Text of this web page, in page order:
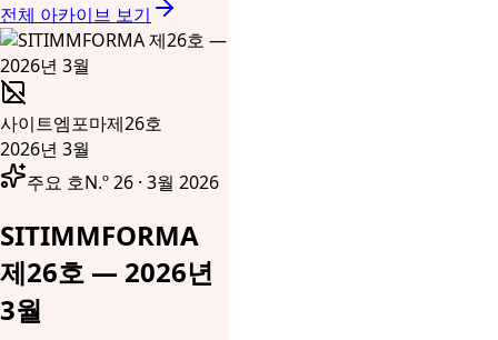
전체 아카이브 보기
사이트엠포마제26호
2026년 3월
주요 호N.º 26 · 3월 2026
SITIMMFORMA
제26호 — 2026년
3월